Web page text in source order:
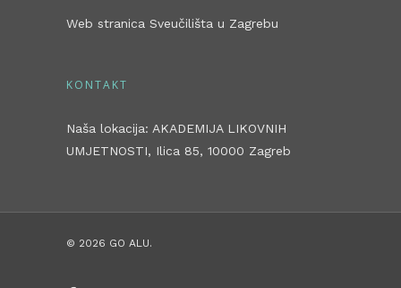
Web stranica Sveučilišta u Zagrebu
KONTAKT
Naša lokacija: AKADEMIJA LIKOVNIH
UMJETNOSTI, Ilica 85, 10000 Zagreb
© 2026 GO ALU.